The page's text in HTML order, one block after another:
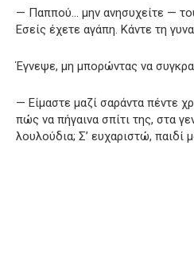
— Παππού… μην ανησυχείτε —
Εσείς έχετε αγάπη. Κάντε τη
Έγνεψε, μη μπορώντας να
— Είμαστε μαζί σαράντα πέντε
πώς να πήγαινα σπίτι της, στα
λουλούδια; Σ’ ευχαριστώ, παιδί